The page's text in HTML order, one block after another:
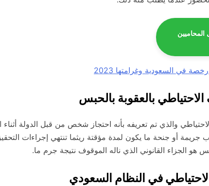
في السعودية وغرامتها 2023
بالعقوبة بالحبس
والذي تم تعريفه بأنه احتجاز شخص من قبل الدولة أثناء
جريمة أو جنحة ما يكون لمدة مؤقتة ريثما تنتهي إجراءات
هو الجزاء القانوني الذي ناله الموقوف نتيجة جرم ما.
في النظام السعودي